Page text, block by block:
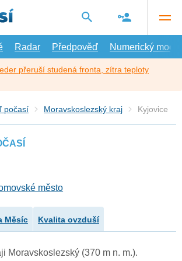
Radar Předpověď Numerický model
přeruší studená fronta, zítra teploty
počasí Moravskoslezský kraj Kyjovice
město
Měsíc Kvalita ovzduší
Moravskoslezský (370 m n. m.).